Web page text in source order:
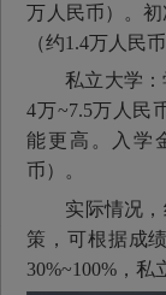
万人民币）。
（约1.4万人民币
私立大学
4万~7.5万人民
能更高。入学
币）。
实际情况
策，可根据成
30%~100%，私